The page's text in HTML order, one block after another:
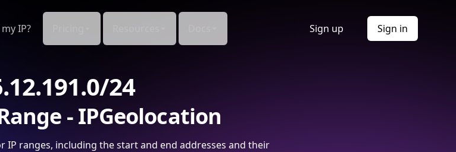
IP? Sign up Sign in
24
- IPGeolocation
ranges, including the start and end addresses and their